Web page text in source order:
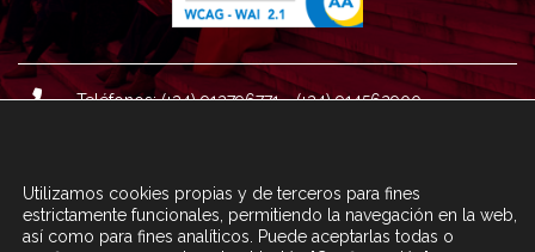
Teléfonos: (+34) 913796771 - (+34) 914562900
Correo : informacion@fundacioncarolina.es
Utilizamos cookies propias y de terceros para fines
estrictamente funcionales, permitiendo la navegación en la web,
así como para fines analíticos. Puede aceptarlas todas o